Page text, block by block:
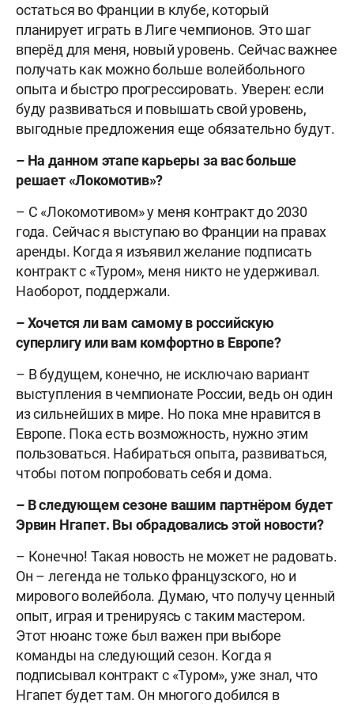
остаться во Франции в клубе, который
планирует играть в Лиге чемпионов. Это шаг
вперёд для меня, новый уровень. Сейчас важнее
получать как можно больше волейбольного
опыта и быстро прогрессировать. Уверен: если
буду развиваться и повышать свой уровень,
выгодные предложения еще обязательно будут.
– На данном этапе карьеры за вас больше
решает «Локомотив»?
– С «Локомотивом» у меня контракт до 2030
года. Сейчас я выступаю во Франции на правах
аренды. Когда я изъявил желание подписать
контракт с «Туром», меня никто не удерживал.
Наоборот, поддержали.
– Хочется ли вам самому в российскую
суперлигу или вам комфортно в Европе?
– В будущем, конечно, не исключаю вариант
выступления в чемпионате России, ведь он один
из сильнейших в мире. Но пока мне нравится в
Европе. Пока есть возможность, нужно этим
пользоваться. Набираться опыта, развиваться,
чтобы потом попробовать себя и дома.
– В следующем сезоне вашим партнёром будет
Эрвин Нгапет. Вы обрадовались этой новости?
– Конечно! Такая новость не может не радовать.
Он – легенда не только французского, но и
мирового волейбола. Думаю, что получу ценный
опыт, играя и тренируясь с таким мастером.
Этот нюанс тоже был важен при выборе
команды на следующий сезон. Когда я
подписывал контракт с «Туром», уже знал, что
Нгапет будет там. Он многого добился в